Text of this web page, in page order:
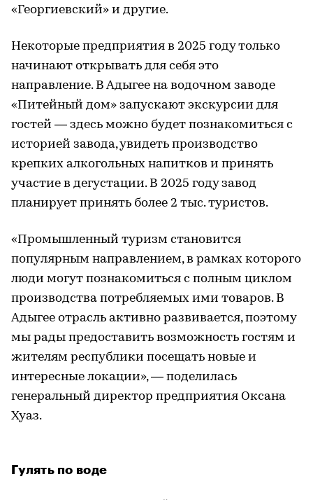
«Георгиевский» и другие.
Некоторые предприятия в 2025 году только
начинают открывать для себя это
направление. В Адыгее на водочном заводе
«Питейный дом» запускают экскурсии для
гостей — здесь можно будет познакомиться с
историей завода, увидеть производство
крепких алкогольных напитков и принять
участие в дегустации. В 2025 году завод
планирует принять более 2 тыс. туристов.
«Промышленный туризм становится
популярным направлением, в рамках которого
люди могут познакомиться с полным циклом
производства потребляемых ими товаров. В
Адыгее отрасль активно развивается, поэтому
мы рады предоставить возможность гостям и
жителям республики посещать новые и
интересные локации», — поделилась
генеральный директор предприятия Оксана
Хуаз.
Гулять по воде